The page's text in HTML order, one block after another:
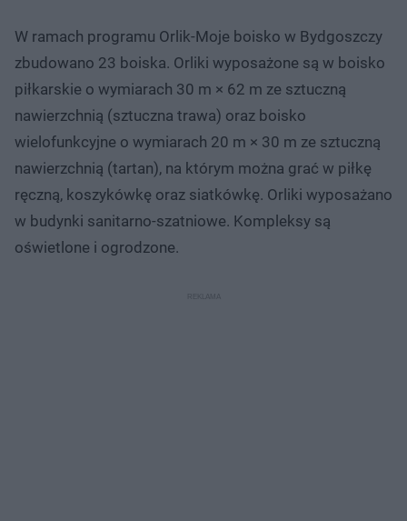
W ramach programu Orlik-Moje boisko w Bydgoszczy
zbudowano 23 boiska. Orliki wyposażone są w boisko
piłkarskie o wymiarach 30 m × 62 m ze sztuczną
nawierzchnią (sztuczna trawa) oraz boisko
wielofunkcyjne o wymiarach 20 m × 30 m ze sztuczną
nawierzchnią (tartan), na którym można grać w piłkę
ręczną, koszykówkę oraz siatkówkę. Orliki wyposażano
w budynki sanitarno-szatniowe. Kompleksy są
oświetlone i ogrodzone.